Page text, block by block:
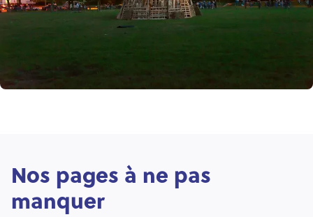
Nos pages à ne pas
manquer